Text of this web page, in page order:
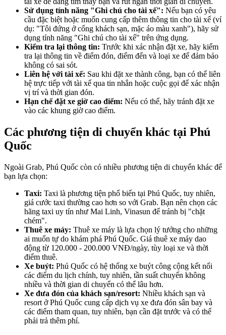
Sử dụng tính năng "Ghi chú cho tài xế": Nếu bạn có yêu
cầu đặc biệt hoặc muốn cung cấp thêm thông tin cho tài xế (ví
dụ: "Tôi đứng ở cổng khách sạn, mặc áo màu xanh"), hãy sử
dụng tính năng "Ghi chú cho tài xế" trên ứng dụng.
Kiểm tra lại thông tin: Trước khi xác nhận đặt xe, hãy kiểm
tra lại thông tin về điểm đón, điểm đến và loại xe để đảm bảo
không có sai sót.
Liên hệ với tài xế: Sau khi đặt xe thành công, bạn có thể liên
hệ trực tiếp với tài xế qua tin nhắn hoặc cuộc gọi để xác nhận
vị trí và thời gian đón.
Hạn chế đặt xe giờ cao điểm: Nếu có thể, hãy tránh đặt xe
vào các khung giờ cao điểm.
Các phương tiện di chuyển khác tại Phú
Quốc
Ngoài Grab, Phú Quốc còn có nhiều phương tiện di chuyển khác để
bạn lựa chọn:
Taxi: Taxi là phương tiện phổ biến tại Phú Quốc, tuy nhiên,
giá cước taxi thường cao hơn so với Grab. Bạn nên chọn các
hãng taxi uy tín như Mai Linh, Vinasun để tránh bị "chặt
chém".
Thuê xe máy: Thuê xe máy là lựa chọn lý tưởng cho những
ai muốn tự do khám phá Phú Quốc. Giá thuê xe máy dao
động từ 120.000 - 200.000 VNĐ/ngày, tùy loại xe và thời
điểm thuê.
Xe buýt: Phú Quốc có hệ thống xe buýt công cộng kết nối
các điểm du lịch chính, tuy nhiên, tần suất chuyến không
nhiều và thời gian di chuyển có thể lâu hơn.
Xe đưa đón của khách sạn/resort: Nhiều khách sạn và
resort ở Phú Quốc cung cấp dịch vụ xe đưa đón sân bay và
các điểm tham quan, tuy nhiên, bạn cần đặt trước và có thể
phải trả thêm phí.